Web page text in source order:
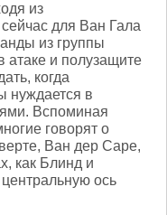
из
для Ван Гала
из группы
атаке и полузащите
когда
нуждается в
Вспоминая
говорят о
Ван дер Саре,
как Блинд и
ось